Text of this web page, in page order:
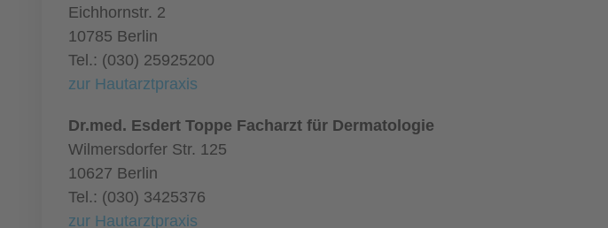
Eichhornstr. 2
10785 Berlin
Tel.: (030) 25925200
zur Hautarztpraxis
Dr.med. Esdert Toppe Facharzt für Dermatologie
Wilmersdorfer Str. 125
10627 Berlin
Tel.: (030) 3425376
zur Hautarztpraxis